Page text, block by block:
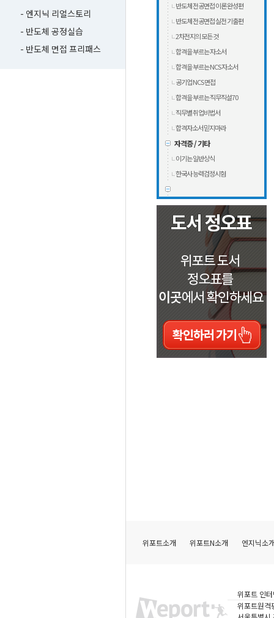
- 엔지닉 리얼스토리
- 반도체 공정실습
- 반도체 면접 프리패스
반도체 전공면접 이론 완성편
반도체 전공면접 실전 기출편
2차전지의 모든 것
합격을 부르는 자소서
합격을 부르는 NCS 자소서
공기업 NCS 면접
합격을 부르는 직무직설70
직무별 취업비법서
합격자소서 믿지마라
자격증 / 기타
이기는 일반상식
한국사 능력검정시험
위포트소개 위포트N소개 엔지닉소
위포트 인
위포트원격